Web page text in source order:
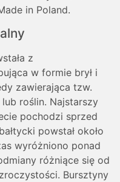
in Poland.
z
w formie brył i
zawierająca tzw.
roślin. Najstarszy
pochodzi sprzed
powstał około
wyróżniono ponad
różniące się od
Bursztyny